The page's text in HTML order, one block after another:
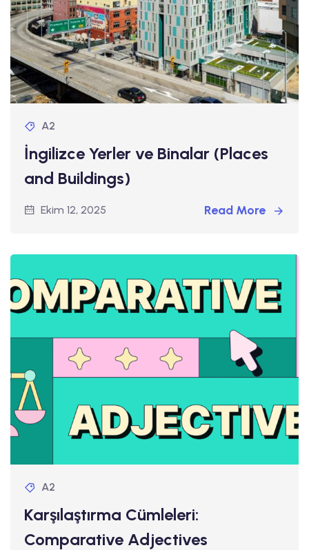
A2
İngilizce Yerler ve Binalar (Places
and Buildings)
Ekim 12, 2025 Read More
A2
Karşılaştırma Cümleleri:
Comparative Adjectives